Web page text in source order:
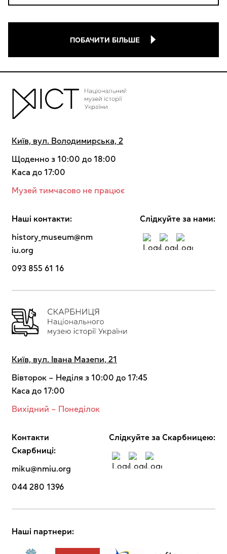
ПОБАЧИТИ БІЛЬШЕ
Київ, вул. Володимирська, 2
Щоденно з 10:00 до 18:00
Kaca до 17:00
Музей тимчасово не працює
Наші контакти:
history_museum@nm
iu.org
093 855 61 16
Cлідкуйте за нами:
Київ, вул. Івана Мазепи, 21
Вівторок – Неділя з 10:00 до 17:45
Каса до 17:00
Вихідний – Понеділок
Контакти
Скарбниці:
miku@nmiu.org
044 280 1396
Cлідкуйте за Скарбницею:
Наші партнери: